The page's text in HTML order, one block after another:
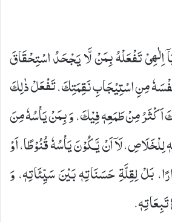
تَفْعَلْهُ بِمَنْ لَّا یَجْحَدُ اسْتِحْقَاقَ
مِنِ اسْتِیْجَابِ نَقِمَتِكَ، تَفْعَلْ ذٰلِكَ-
اَكْثَرُ مِنْ طَمَعِهٖ فِیْكَ، وَ بِمَنْ یَاْسُهٗ مِنَ
لِلْخَلَاصِ، لَاۤ اَنْ یَّكُوْنَ یَاْسُهٗ قُنُوْطًا، اَوْ
بَلْ لِقِلَّةِ حَسَنَاتِهٖ بَیْنَ سَیِّئَاتِهٖ، وَ